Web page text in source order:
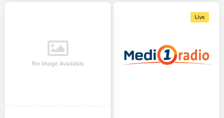
Live
No Image Available